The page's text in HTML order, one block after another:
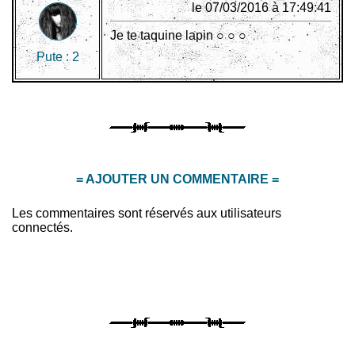
Pute :2
le 07/03/2016 à 17:49:41
Je te taquine lapin ○ ○ ○
= AJOUTER UN COMMENTAIRE =
Les commentaires sont réservés aux utilisateurs
connectés.